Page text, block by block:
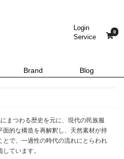
Login
Service
0
Brand Blog
まつわる歴史を元に、現代の民族服
面的な構造を再解釈し、天然素材が持
で、一過性の時代の流れにとらわれ
ています。